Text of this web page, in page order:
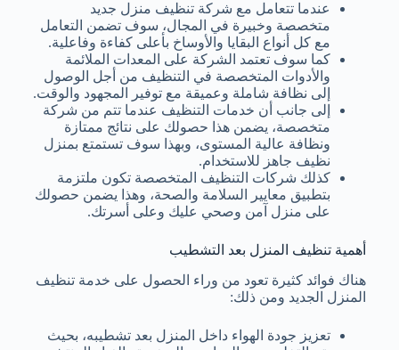
عندما تتعامل مع شركة تنظيف منزل جديد
متخصصة وخبيرة في المجال، سوف تضمن التعامل
مع كل أنواع البقايا والأوساخ بأعلى كفاءة وفاعلية.
كما سوف تعتمد الشركة على المعدات الملائمة
والأدوات المتخصصة في التنظيف من أجل الوصول
إلى نظافة شاملة وعميقة مع توفير المجهود والوقت.
إلى جانب أن خدمات التنظيف عندما تتم من شركة
متخصصة، يضمن هذا حصولك على نتائج ممتازة
ونظافة عالية المستوى، وبهذا سوف تستمتع بمنزل
نظيف جاهز للاستخدام.
كذلك شركات التنظيف المتخصصة تكون ملتزمة
بتطبيق معايير السلامة والصحة، وهذا يضمن حصولك
على منزل آمن وصحي عليك وعلى أسرتك.
أهمية تنظيف المنزل بعد التشطيب
هناك فوائد كثيرة تعود من وراء الحصول على خدمة تنظيف
المنزل الجديد ومن ذلك:
تعزيز جودة الهواء داخل المنزل بعد تشطيبه، بحيث